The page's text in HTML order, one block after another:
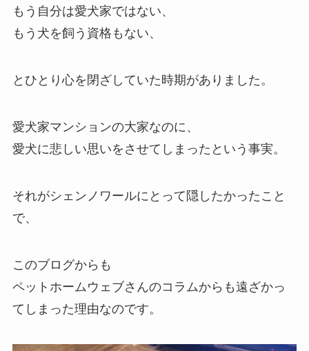
もう自分は愛犬家ではない、
もう犬を飼う資格もない、
とひとり心を閉ざしていた時期がありました。
愛犬家マンションの大家なのに、
愛犬に悲しい思いをさせてしまったという事実。
それがシェンノワールにとって隠したかったこと
で、
このブログからも
ペットホームウェブさんのコラムからも遠ざかっ
てしまった理由なのです。